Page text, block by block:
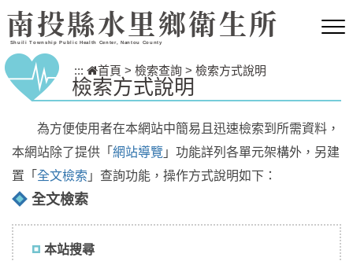
跳到主要內容區塊
南投縣水里鄉衛生所
Shuili Township Public Health Center, Nantou County
::: 首頁 > 檢索查詢 > 檢索方式說明
檢索方式說明
為方便使用者在本網站中簡易且迅速檢索到所需資料，
本網站除了提供「 網站導覽 」功能詳列各單元架構外，另建
置「 全文檢索 」查詢功能，操作方式說明如下：
全文檢索
本站搜尋